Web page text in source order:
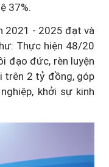
37%.
2021 - 2025 đạt và
Thực hiện 48/20
đạo đức, rèn luyện
trên 2 tỷ đồng, góp
khởi sự kinh